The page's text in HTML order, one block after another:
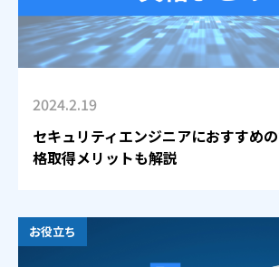
2024.2.19
セキュリティエンジニアにおすすめ
格取得メリットも解説
お役立ち